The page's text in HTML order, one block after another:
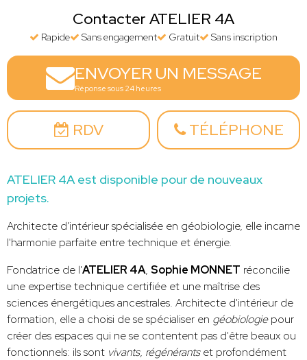
Contacter ATELIER 4A
Rapide Sans engagement Gratuit Sans inscription
ENVOYER UN MESSAGE
Réponse sous 24 heures
RDV TÉLÉPHONE
ATELIER 4A est disponible pour de nouveaux
projets.
Architecte d'intérieur spécialisée en géobiologie, elle incarne
l'harmonie parfaite entre technique et énergie.
Fondatrice de l'ATELIER 4A, Sophie MONNET réconcilie
une expertise technique certifiée et une maîtrise des
sciences énergétiques ancestrales. Architecte d'intérieur de
formation, elle a choisi de se spécialiser en géobiologiepour
créer des espaces qui ne se contentent pas d'être beaux ou
fonctionnels: ils sont vivants, régénérantset profondément